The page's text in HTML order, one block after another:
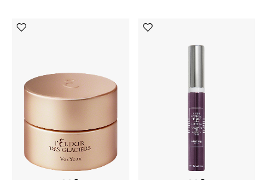
مجوهرات عصرية للنساء